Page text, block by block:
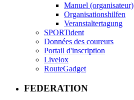
Manuel (organisateur)
Organisationshilfen
Veranstaltertagung
SPORTident
Données des coureurs
Portail d'inscription
Livelox
RouteGadget
FEDERATION